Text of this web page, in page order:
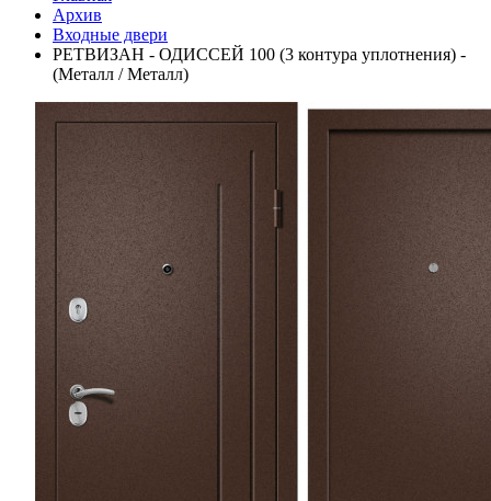
Архив
Входные двери
РЕТВИЗАН - ОДИССЕЙ 100 (3 контура уплотнения) -
(Металл / Металл)